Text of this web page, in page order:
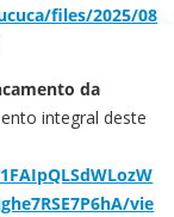
files/2025/08
da
integral deste
vie